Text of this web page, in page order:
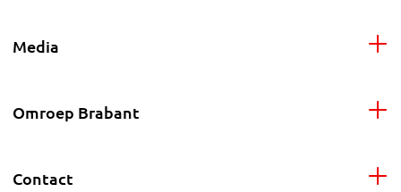
Media
Omroep Brabant
Contact